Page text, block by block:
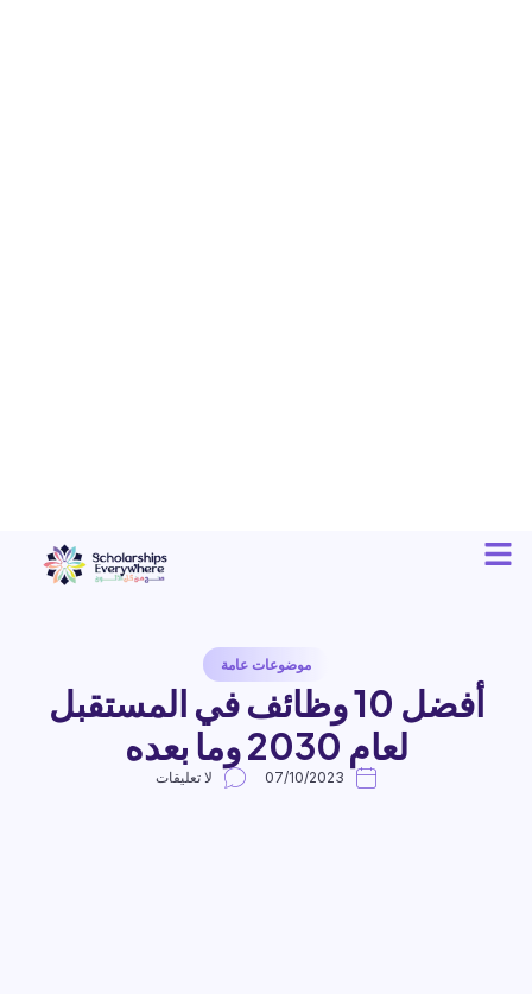
موضوعات عامة
أفضل 10 وظائف في المستقبل
لعام 2030 وما بعده
07/10/2023 لا تعليقات